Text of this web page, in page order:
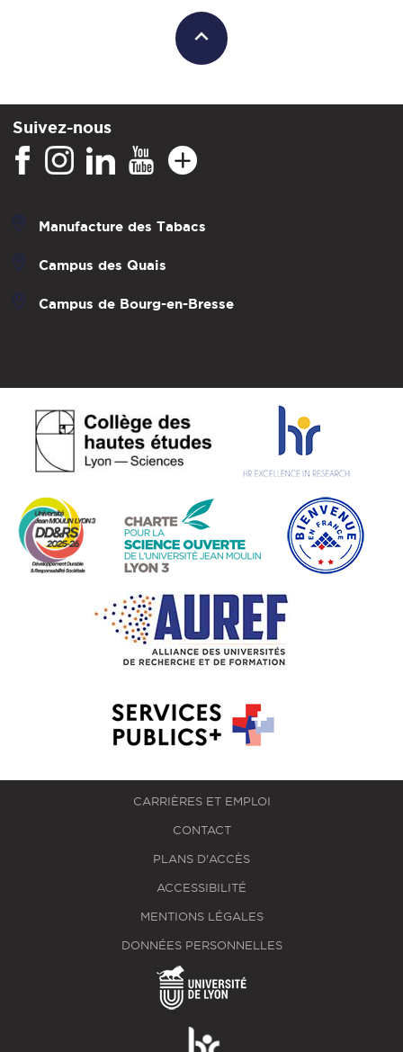
Suivez-nous
Manufacture des Tabacs
Campus des Quais
Campus de Bourg-en-Bresse
CARRIÈRES ET EMPLOI
CONTACT
PLANS D'ACCÈS
ACCESSIBILITÉ
MENTIONS LÉGALES
DONNÉES PERSONNELLES